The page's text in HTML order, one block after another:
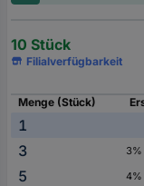
10 Stück
Filialverfügbarkeit
Menge (Stück)
1
3
5
4%